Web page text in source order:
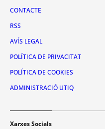
CONTACTE
RSS
AVÍS LEGAL
POLÍTICA DE PRIVACITAT
POLÍTICA DE COOKIES
ADMINISTRACIÓ UTIQ
Xarxes Socials